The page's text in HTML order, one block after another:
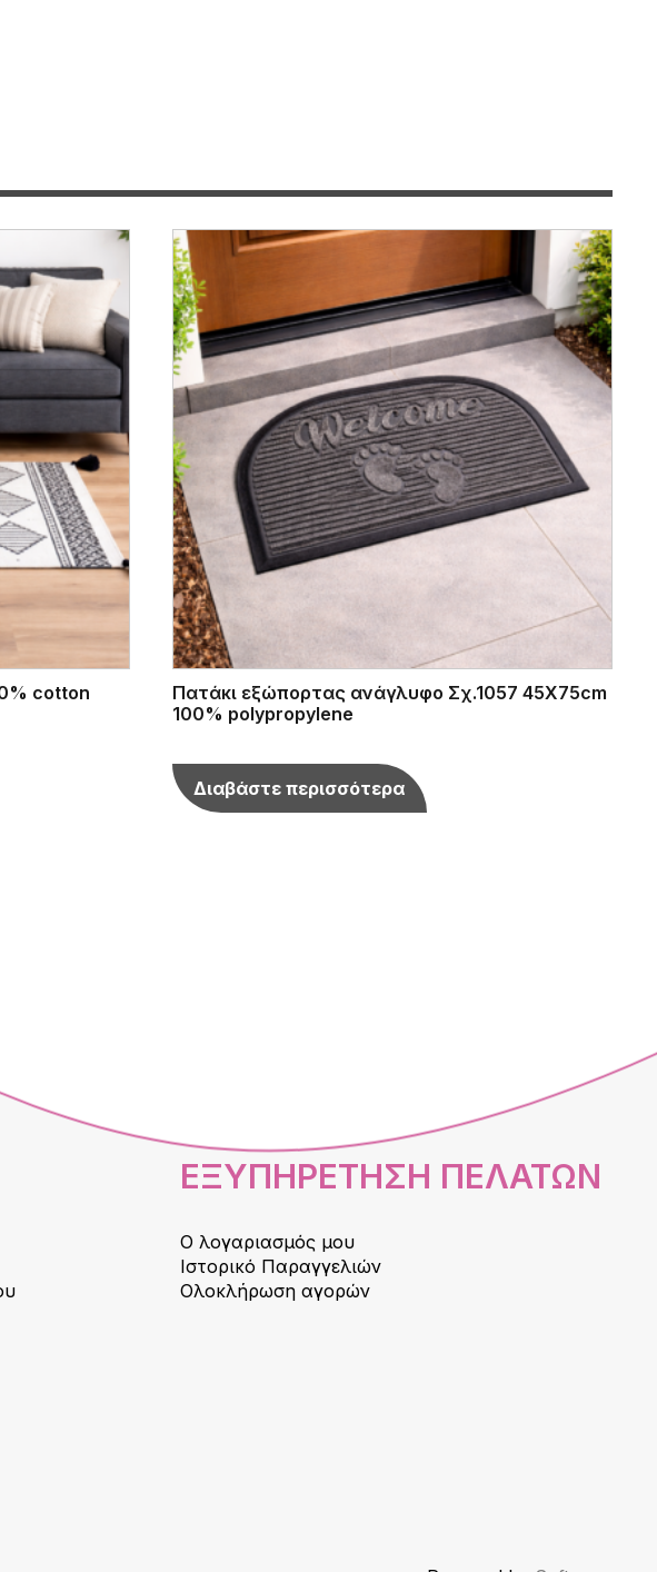
cotton
Πατάκι εξώπορτας ανάγλυφο Σχ.1057 45Χ75cm
100% polypropylene
Διαβάστε περισσότερα
ΕΞΥΠΗΡΕΤΗΣΗ ΠΕΛΑΤΩΝ
Ο λογαριασμός μου
Ιστορικό Παραγγελιών
Ολοκλήρωση αγορών